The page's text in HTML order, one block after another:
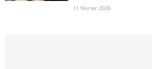
11 février 2026